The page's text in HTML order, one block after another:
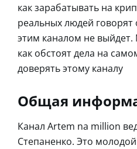
как зарабатывать на
реальных людей говорят
этим каналом не
как обстоят дела на
доверять этому каналу
Общая
Канал Artem na million
Степаненко. Это